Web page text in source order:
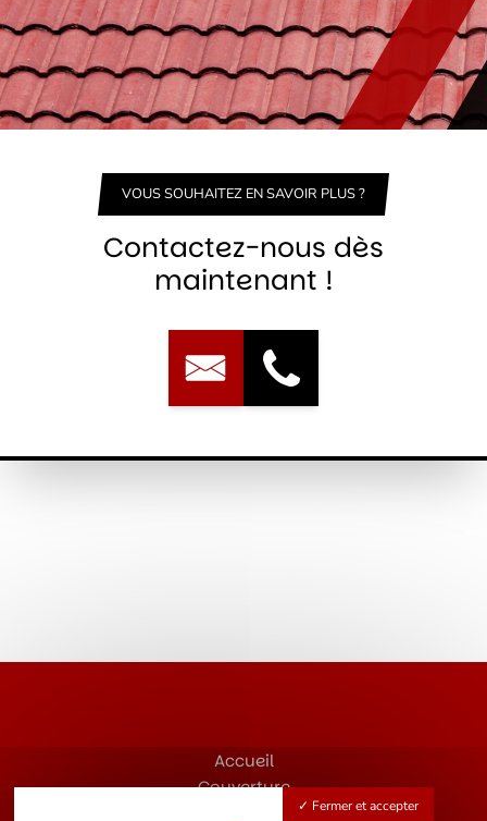
VOUS SOUHAITEZ EN SAVOIR PLUS ?
Contactez-nous dès
maintenant !
Accueil
Couverture
Fermer et accepter